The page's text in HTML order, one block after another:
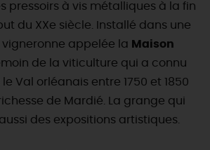
pressoirs à vis métalliques à la fin
du XXe siècle. Installé dans une
appelée la Maison
de la viticulture qui a connu
Val orléanais entre 1750 et 1850
de Mardié. La grange qui
des expositions artistiques.